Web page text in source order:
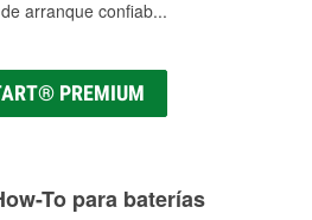
arranque confiab...
PREMIUM
To para baterías